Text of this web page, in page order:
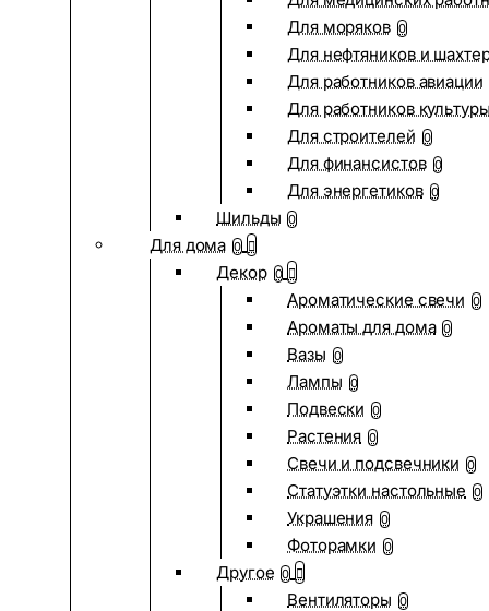
Для моряков 0
Для нефтяников и
Для работников авиации
Для работников
Для строителей 0
Для финансистов 0
Для энергетиков 0
Шильды 0
Для дома 0
Декор 0
Ароматические свечи 0
Ароматы для дома 0
Вазы 0
Лампы 0
Подвески 0
Растения 0
Свечи и подсвечники 0
Статуэтки настольные 0
Украшения 0
Фоторамки 0
Другое 0
Вентиляторы 0